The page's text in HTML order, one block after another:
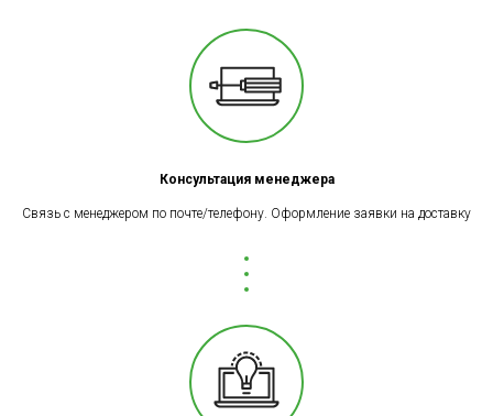
Консультация менеджера
Связь с менеджером по почте/телефону. Оформление заявки на доставку